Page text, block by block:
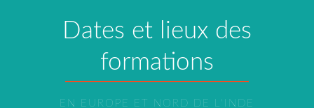
Dates et lieux des
formations
EN EUROPE ET NORD DE L'INDE